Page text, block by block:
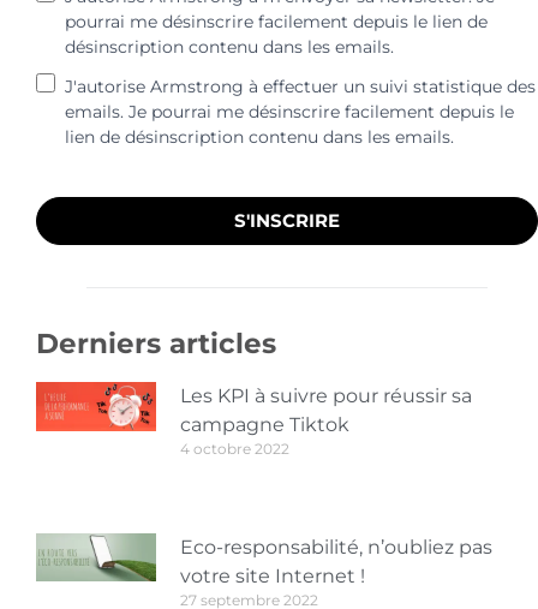
pourrai me désinscrire facilement depuis le lien de
désinscription contenu dans les emails.
J'autorise Armstrong à effectuer un suivi statistique des
emails. Je pourrai me désinscrire facilement depuis le
lien de désinscription contenu dans les emails.
S'INSCRIRE
Derniers articles
Les KPI à suivre pour réussir sa
campagne Tiktok
4 octobre 2022
Eco-responsabilité, n’oubliez pas
votre site Internet !
27 septembre 2022